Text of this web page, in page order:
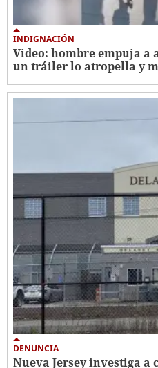
INDIGNACIÓN
Video: hombre empuja a
un tráiler lo atropella y
DENUNCIA
Nueva Jersey investiga a